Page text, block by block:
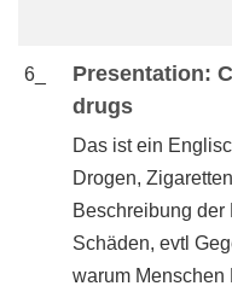
6_
Presentation:
drugs
Das ist ein
Drogen,
Beschreibung
Schäden, evtl
warum Menschen